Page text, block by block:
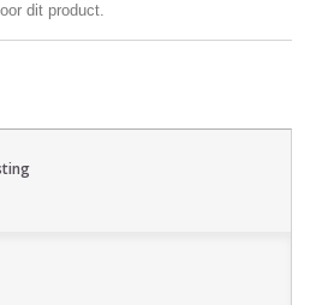
dit product.